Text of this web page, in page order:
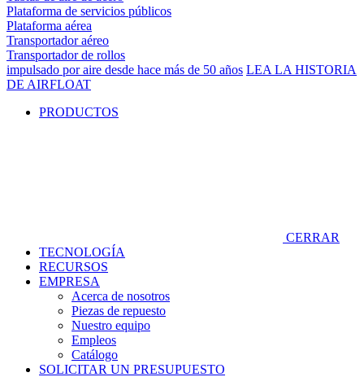
Plataforma de servicios públicos
Plataforma aérea
Transportador aéreo
Transportador de rollos
impulsado por aire desde hace más de 50 años LEA LA HISTORIA
DE AIRFLOAT
PRODUCTOS
CERRAR
TECNOLOGÍA
RECURSOS
EMPRESA
Acerca de nosotros
Piezas de repuesto
Nuestro equipo
Empleos
Catálogo
SOLICITAR UN PRESUPUESTO